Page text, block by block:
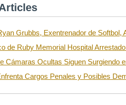
Grubbs, Exentrenador de Softbol,
de Ruby Memorial Hospital
Cámaras Ocultas Siguen Surgiendo
Cargos Penales y Posibles